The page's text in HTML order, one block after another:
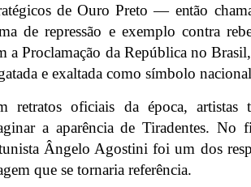
de Ouro Preto — então
de repressão e exemplo contra
a Proclamação da República no
e exaltada como símbolo
retratos oficiais da época, artistas
a aparência de Tiradentes.
Ângelo Agostini foi um dos
que se tornaria referência.